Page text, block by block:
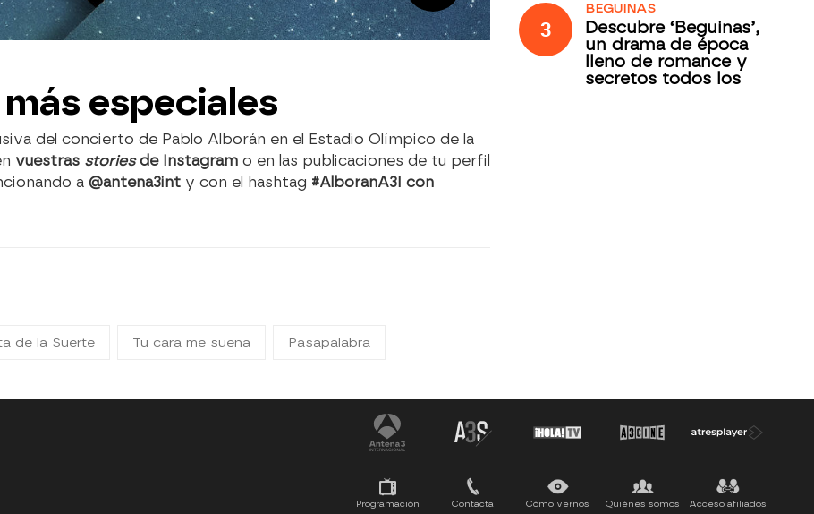
especiales
del concierto de Pablo Alborán en el Estadio Olímpico de la
vuestras storiesde Instagram o en las publicaciones de tu perfil
a @antena3int y con el hashtag #AlboranA3I con
3
BEGUINAS
Descubre ‘Beguinas’,
un drama de época
lleno de romance y
secretos todos los
de la Suerte Tu cara me suena Pasapalabra
Programación Contacta Cómo vernos Quiénes somos Acceso afiliados